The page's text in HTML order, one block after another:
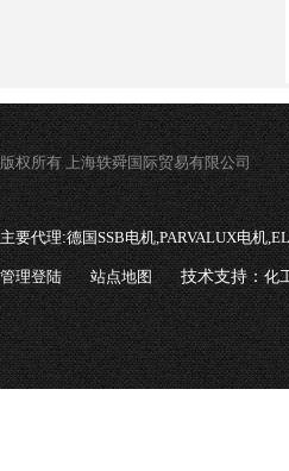
版权所有 上海轶舜国际贸易有限公司
主要代理:德国SSB电机,PARVALUX电机
管理登陆 站点地图 技术支持：化